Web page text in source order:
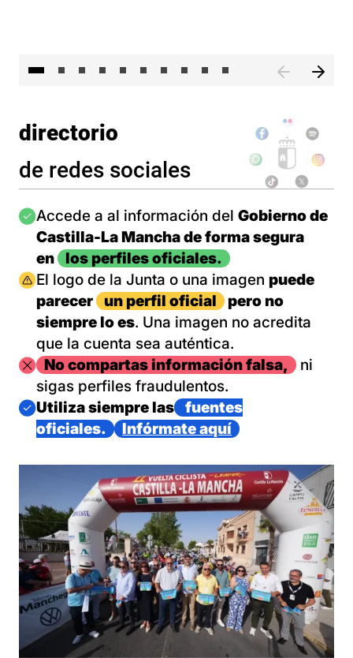
directorio
de redes sociales
Imagen
Accede a al información del Gobierno de
Castilla-La Mancha de forma segura
en
los perfiles oficiales.
Imagen
El logo de la Junta o una imagen puede
parecer
un perfil oficial
pero no
siempre lo es. Una imagen no acredita
que la cuenta sea auténtica.
ImagenNo compartas información falsa,
ni
sigas perfiles fraudulentos.
Imagen
Utiliza siempre las
fuentes
oficiales.
Infórmate aquí